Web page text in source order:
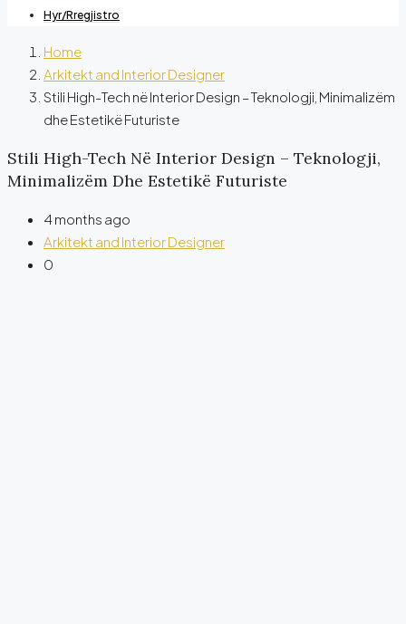
Hyr/Rregjistro
Home
Arkitekt and Interior Designer
Stili High-Tech në Interior Design – Teknologji, Minimalizëm
dhe Estetikë Futuriste
Stili High-Tech Në Interior Design – Teknologji,
Minimalizëm Dhe Estetikë Futuriste
4 months ago
Arkitekt and Interior Designer
0